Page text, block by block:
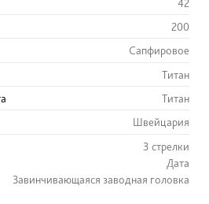
200
Сапфировое
Титан
Титан
Швейцария
3 стрелки
Дата
Завинчивающаяся заводная головка